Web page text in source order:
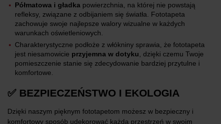
Półmatowa i gładka powierzchnia, na której nie powstają
refleksy, związane z odbijaniem się światła. Fototapeta
zachowuje swoje najlepsze walory wizualne w każdych
warunkach oświetleniowych.
Charakterystyczne podłoże z włókniny sprawia, że fototapeta
jest niesamowicie przyjemna w dotyku , dzięki czemu Twoje
pomieszczenie stanie się zdecydowanie bardziej przytulne i
komfortowe.
✅ BEZPIECZEŃSTWO I EKOLOGIA
Dzięki naszym pięknym fototapetom możesz w bezpieczny i
komfortowy sposób udekorować każdą przestrzeń w swoim